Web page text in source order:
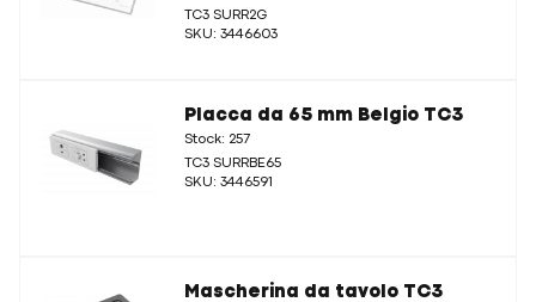
TC3 SURR2G
SKU: 3446603
Placca da 65 mm Belgio TC3
Stock: 257
TC3 SURRBE65
SKU: 3446591
Mascherina da tavolo TC3